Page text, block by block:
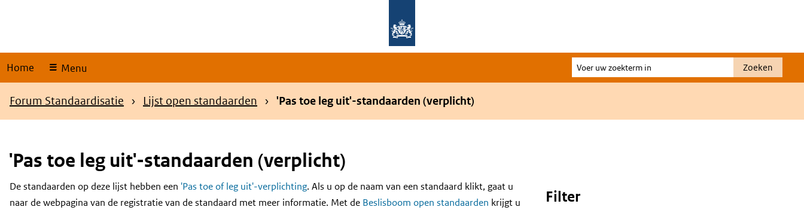
Home Menu
Voer
uw
Zoeken
Kruimelpad
Forum Standaardisatie Lijst open standaarden 'Pas toe leg uit'-standaarden (verplicht)
'Pas toe leg uit'-standaarden (verplicht)
Content
De standaarden op deze lijst hebben een 'Pas toe of leg uit'-verplichting. Als u op de naam van een standaard klikt, gaat u
naar de webpagina van de registratie van de standaard met meer informatie. Met de Beslisboom open standaarden krijgt u
Filter